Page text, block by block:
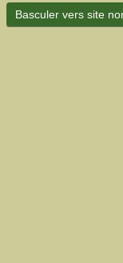
Basculer vers site